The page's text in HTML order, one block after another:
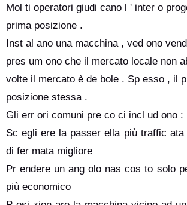
Mol ti operatori giudi cano l ' inter o
prima posizione .
Inst al ano una macchina , ved ono
pres um ono che il mercato locale non
volte il mercato è de bole . Sp esso , il
posizione stessa .
Gli err ori comuni pre co ci incl ud ono :
Sc egli ere la passer ella più traffic
di fer mata migliore
Pr endere un ang olo nas cos to solo
più economico